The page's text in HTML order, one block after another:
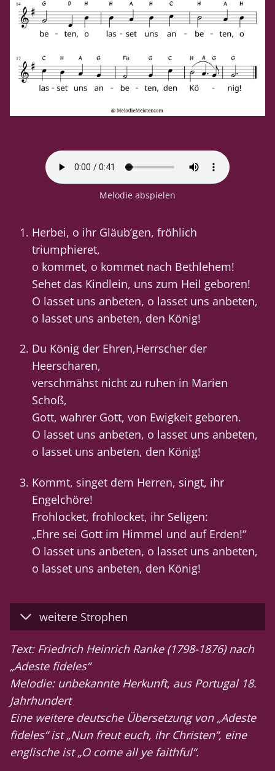
Melodie abspielen
Herbei, o ihr Gläub’gen, fröhlich
triumphieret,
o kommet, o kommet nach Bethlehem!
Sehet das Kindlein, uns zum Heil geboren!
O lasset uns anbeten, o lasset uns anbeten,
o lasset uns anbeten, den König!
Du König der Ehren,Herrscher der
Heerscharen,
verschmähst nicht zu ruhen in Marien
Schoß,
Gott, wahrer Gott, von Ewigkeit geboren.
O lasset uns anbeten, o lasset uns anbeten,
o lasset uns anbeten, den König!
Kommt, singet dem Herren, singt, ihr
Engelchöre!
Frohlocket, frohlocket, ihr Seligen:
„Ehre sei Gott im Himmel und auf Erden!“
O lasset uns anbeten, o lasset uns anbeten,
o lasset uns anbeten, den König!
weitere Strophen
Text: Friedrich Heinrich Ranke (1798-1876) nach
„Adeste fideles“
Melodie: unbekannte Herkunft, aus Portugal 18.
Jahrhundert
Eine weitere deutsche Übersetzung von „Adeste
fideles“ ist „Nun freut euch, ihr Christen“, eine
englische ist „O come all ye faithful“.